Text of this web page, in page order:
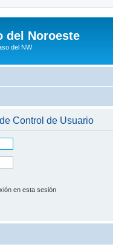
del Noroeste
del NW
Control de Usuario
en esta sesión